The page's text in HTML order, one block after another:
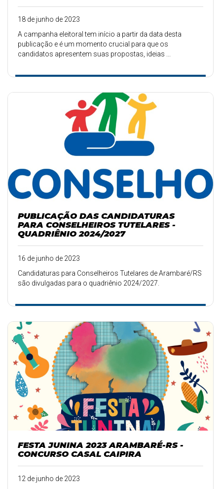
18 de junho de 2023
A campanha eleitoral tem início a partir da data desta
publicação e é um momento crucial para que os
candidatos apresentem suas propostas, ideias ...
PUBLICAÇÃO DAS CANDIDATURAS
PARA CONSELHEIROS TUTELARES -
QUADRIÊNIO 2024/2027
16 de junho de 2023
Candidaturas para Conselheiros Tutelares de Arambaré/RS
são divulgadas para o quadriênio 2024/2027.
FESTA JUNINA 2023 ARAMBARÉ-RS -
CONCURSO CASAL CAIPIRA
12 de junho de 2023